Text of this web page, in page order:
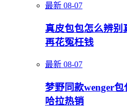
最新 08-07
真皮包包怎么辨别
再花冤枉钱
最新 08-07
梦野同款wenger
哈拉热销